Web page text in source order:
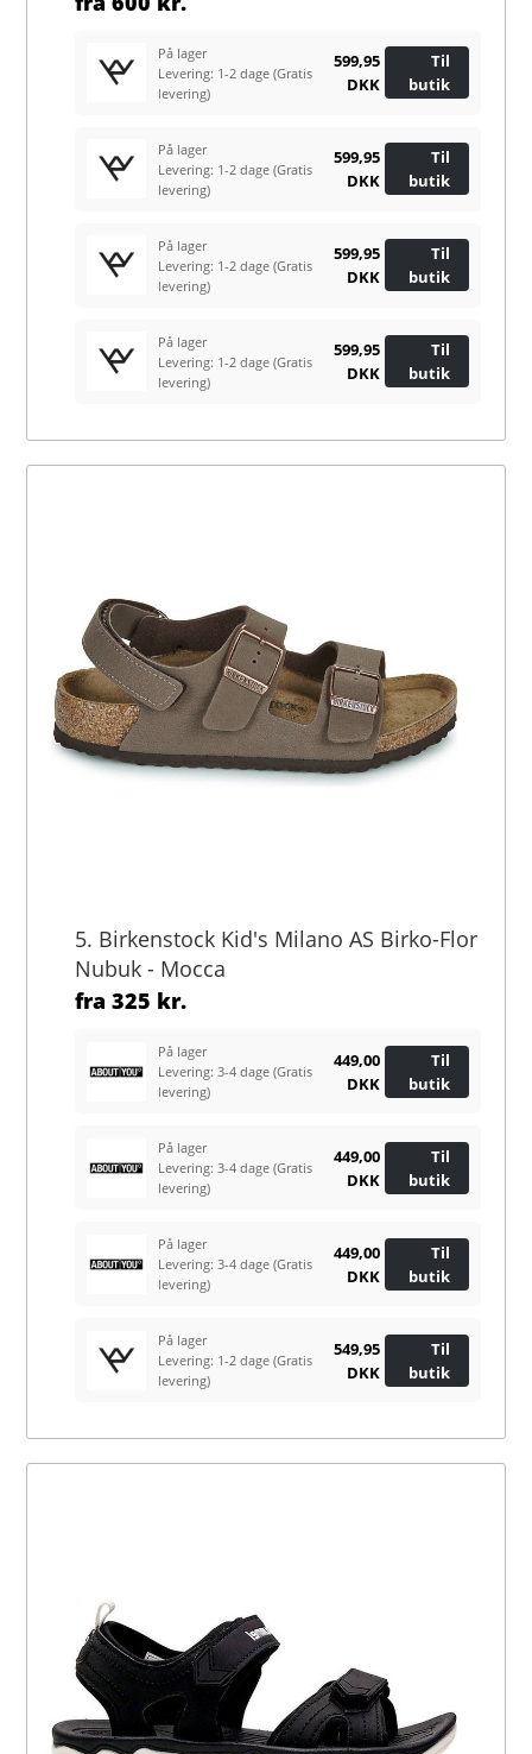
På lager
Levering: 1-2 dage(Gratis
levering)
599,95
DKK
Til
butik
På lager
Levering: 1-2 dage(Gratis
levering)
599,95
DKK
Til
butik
På lager
Levering: 1-2 dage(Gratis
levering)
599,95
DKK
Til
butik
På lager
Levering: 1-2 dage(Gratis
levering)
599,95
DKK
Til
butik
5. Birkenstock Kid's Milano AS Birko-Flor
Nubuk - Mocca
fra325 kr.
På lager
Levering: 3-4 dage(Gratis
levering)
449,00
DKK
Til
butik
På lager
Levering: 3-4 dage(Gratis
levering)
449,00
DKK
Til
butik
På lager
Levering: 3-4 dage(Gratis
levering)
449,00
DKK
Til
butik
På lager
Levering: 1-2 dage(Gratis
levering)
549,95
DKK
Til
butik